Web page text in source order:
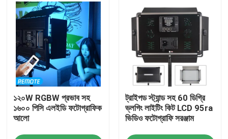
১২০W RGBW প্রভাব সহ
১৬০০ পিসি এলইডি ফটোগ্রাফিক
আলো
ট্রাইপড স্ট্যান্ড সহ 60 ডিগ্রি
ভ্লগিং লাইটিং কিট LCD 95ra
ভিডিও ফটোগ্রাফি সরঞ্জাম